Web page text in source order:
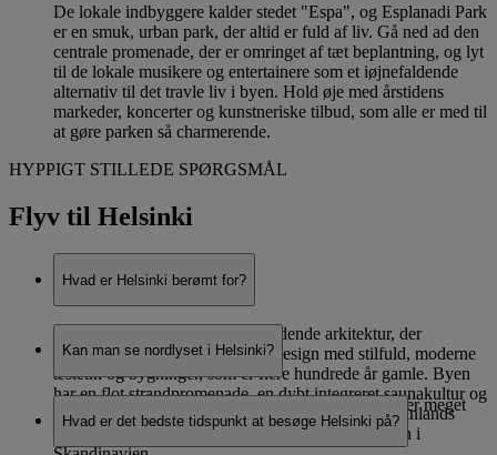
De lokale indbyggere kalder stedet "Espa", og Esplanadi Park
er en smuk, urban park, der altid er fuld af liv. Gå ned ad den
centrale promenade, der er omringet af tæt beplantning, og lyt
til de lokale musikere og entertainere som et iøjnefaldende
alternativ til det travle liv i byen. Hold øje med årstidens
markeder, koncerter og kunstneriske tilbud, som alle er med til
at gøre parken så charmerende.
HYPPIGT STILLEDE SPØRGSMÅL
Flyv til Helsinki
Hvad er Helsinki berømt for?
Helsinki er kendt for sin iøjnefaldende arkitektur, der
kombinerer funktionelt nordisk design med stilfuld, moderne
æstetik og bygninger, som er flere hundrede år gamle. Byen
har en flot strandpromenade, en dybt integreret saunakultur og
den smukkeste natur i udkanten af byen, og som Finlands
hovedstad er den samtidig en prominent destination i
Kan man se nordlyset i Helsinki?
Det er muligt at se nordlyset i Helsinki, men det sker meget
sjældent og højst et par gange om året.
Hvad er det bedste tidspunkt at besøge Helsinki på?